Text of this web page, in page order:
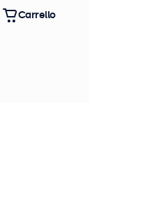
Carrello